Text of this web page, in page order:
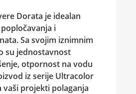
Dorata je idealan
i
Sa svojim iznimnim
su jednostavnost
otpornost na vodu
iz serije Ultracolor
vaši projekti polaganja